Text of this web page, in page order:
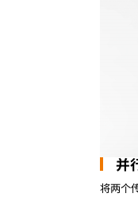
并
将两个